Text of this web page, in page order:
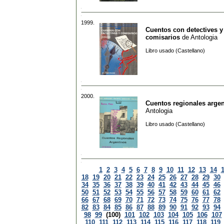
1999.
Cuentos con detectives y
comisarios de Antologia
Libro usado (Castellano)
2000.
Cuentos regionales
Antologia
Libro usado (Castellano)
1 2 3 4 5 6 7 8 9 10 11 12 13 14
18 19 20 21 22 23 24 25 26 27 28 29 30
34 35 36 37 38 39 40 41 42 43 44 45 46
50 51 52 53 54 55 56 57 58 59 60 61 62
66 67 68 69 70 71 72 73 74 75 76 77 78
82 83 84 85 86 87 88 89 90 91 92 93 94
98 99 (100) 101 102 103 104 105 106 107
110 111 112 113 114 115 116 117 118 119